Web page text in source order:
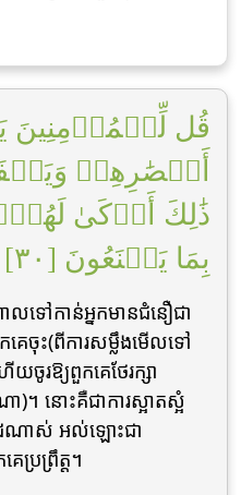
قُل لِّلۡمُؤۡمِنِينَ
أَبۡصَٰرِهِمۡ
ذَٰلِكَ أَزۡكَىٰ
بِمَا يَصۡنَعُونَ [٣٠]
លទៅកាន់អ្នកមានជំនឿជា
គេចុះ(ពីការសម្លឹងមើលទៅ
យចូរឱ្យពួកគេថែរក្សា
)។ នោះគឺជាការស្អាតស្អំ
ដណាស់ អល់ឡោះជា
ប្រព្រឹត្ត។